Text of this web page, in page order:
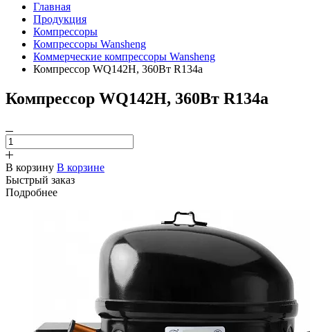
Главная
Продукция
Компрессоры
Компрессоры Wansheng
Коммерческие компрессоры Wansheng
Компрессор WQ142H, 360Вт R134a
Компрессор WQ142H, 360Вт R134a
В корзину В корзине
Быстрый заказ
Подробнее